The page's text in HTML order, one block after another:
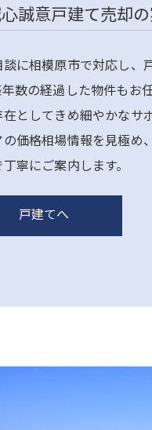
誠意戸建て売却
に相模原市で対応し、
数の経過した物件もお
としてきめ細やかなサ
価格相場情報を見極め
寧にご案内します。
戸建てへ